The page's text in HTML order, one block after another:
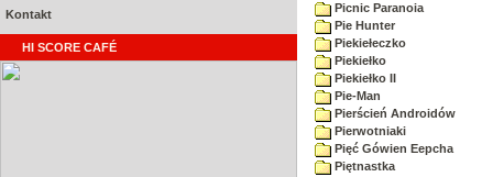
Kontakt
HI SCORE CAFÉ
Picnic Paranoia
Pie Hunter
Piekiełeczko
Piekiełko
Piekiełko II
Pie-Man
Pierścień Androidów
Pierwotniaki
Pięć Gówien Eepcha
Piętnastka